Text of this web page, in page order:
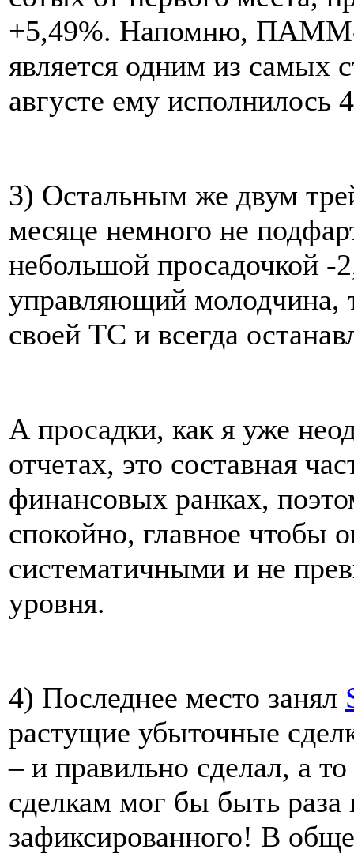
+5,49%. Напомню, ПАММ-
является одним из самых
августе ему исполнилось
3) Остальным же двум
месяце немного не
небольшой просадочкой -
управляющий молодчина,
своей ТС и всегда
А просадки, как я уже
отчетах, это составная
финансовых ранках,
спокойно, главное чтобы
систематичными и не
уровня.
4) Последнее место занял
растущие убыточные
– и правильно сделал, а
сделкам мог бы быть
зафиксированного! В